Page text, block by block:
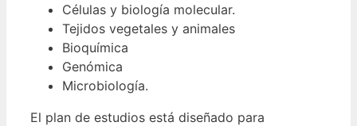
Células y biología molecular.
Tejidos vegetales y animales
Bioquímica
Genómica
Microbiología.
El plan de estudios está diseñado para